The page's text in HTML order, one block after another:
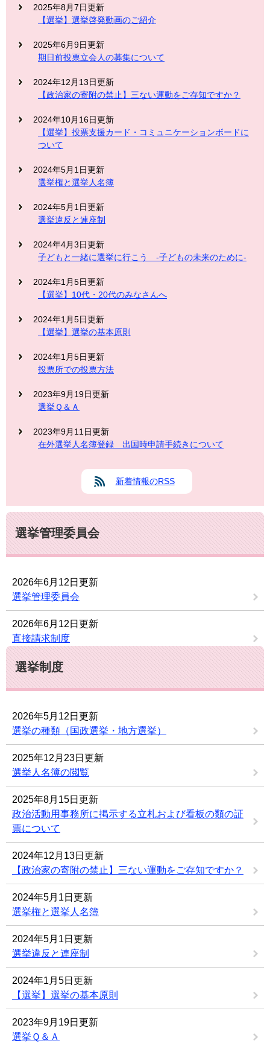
2025年8月7日更新
【選挙】選挙啓発動画のご紹介
2025年6月9日更新
期日前投票立会人の募集について
2024年12月13日更新
【政治家の寄附の禁止】三ない運動をご存知ですか？
2024年10月16日更新
【選挙】投票支援カード・コミュニケーションボードに
ついて
2024年5月1日更新
選挙権と選挙人名簿
2024年5月1日更新
選挙違反と連座制
2024年4月3日更新
子どもと一緒に選挙に行こう -子どもの未来のために-
2024年1月5日更新
【選挙】10代・20代のみなさんへ
2024年1月5日更新
【選挙】選挙の基本原則
2024年1月5日更新
投票所での投票方法
2023年9月19日更新
選挙Ｑ＆Ａ
2023年9月11日更新
在外選挙人名簿登録 出国時申請手続きについて
新着情報のRSS
選挙管理委員会
2026年6月12日更新
選挙管理委員会
2026年6月12日更新
直接請求制度
選挙制度
2026年5月12日更新
選挙の種類（国政選挙・地方選挙）
2025年12月23日更新
選挙人名簿の閲覧
2025年8月15日更新
政治活動用事務所に掲示する立札および看板の類の証
票について
2024年12月13日更新
【政治家の寄附の禁止】三ない運動をご存知ですか？
2024年5月1日更新
選挙権と選挙人名簿
2024年5月1日更新
選挙違反と連座制
2024年1月5日更新
【選挙】選挙の基本原則
2023年9月19日更新
選挙Ｑ＆Ａ